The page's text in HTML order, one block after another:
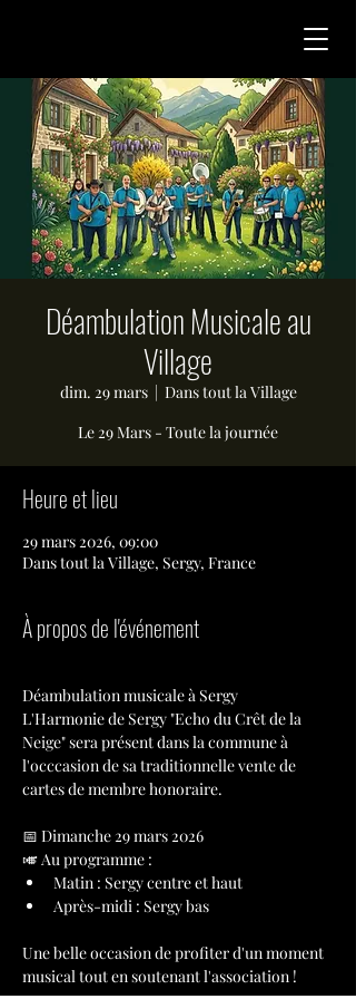
Déambulation Musicale au
Village
dim. 29 mars
  |
Dans tout la Village
Le 29 Mars - Toute la journée
Heure et lieu
29 mars 2026, 09:00
Dans tout la Village, Sergy, France
À propos de l'événement
Déambulation musicale à Sergy
L'Harmonie de Sergy "Echo du Crêt de la
Neige" sera présent dans la commune à
l'occcasion de sa traditionnelle vente de
cartes de membre honoraire.
📅 Dimanche 29 mars 2026
🎺 Au programme :
Matin : Sergy centre et haut
Après-midi : Sergy bas
Une belle occasion de profiter d'un moment
musical tout en soutenant l'association !